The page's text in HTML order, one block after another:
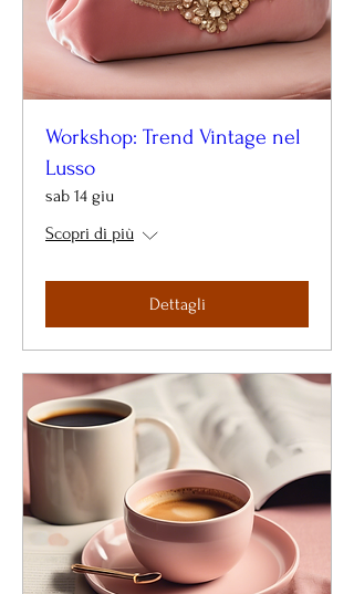
Workshop: Trend Vintage nel
Lusso
sab 14 giu
Scopri di più
Dettagli